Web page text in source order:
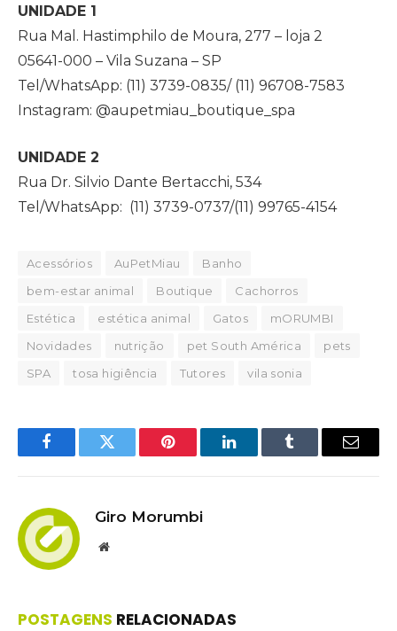
UNIDADE 1
Rua Mal. Hastimphilo de Moura, 277 – loja 2
05641-000 – Vila Suzana – SP
Tel/WhatsApp: (11) 3739-0835/ (11) 96708-7583
Instagram: @aupetmiau_boutique_spa
UNIDADE 2
Rua Dr. Silvio Dante Bertacchi, 534
Tel/WhatsApp: (11) 3739-0737/(11) 99765-4154
Acessórios AuPetMiau
Banho
bem-estar animal
Boutique
Cachorros
Estética
estética animal Gatos
mORUMBI
Novidades
nutrição pet South América
pets
SPA
tosa higiência Tutores vila sonia
FacebookTwitter Pinterest LinkedInTumblr Email
Giro Morumbi
Website
POSTAGENS RELACIONADAS